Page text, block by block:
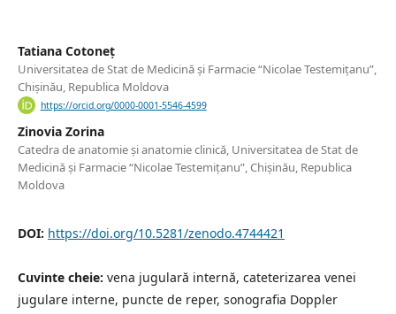
Tatiana Cotoneț
Universitatea de Stat de Medicină și Farmacie “Nicolae Testemițanu”,
Chișinău, Republica Moldova
https://orcid.org/0000-0001-5546-4599
Zinovia Zorina
Catedra de anatomie și anatomie clinică, Universitatea de Stat de
Medicină și Farmacie “Nicolae Testemițanu”, Chișinău, Republica
Moldova
DOI: https://doi.org/10.5281/zenodo.4744421
Cuvinte cheie: vena jugulară internă, cateterizarea venei
jugulare interne, puncte de reper, sonografia Doppler